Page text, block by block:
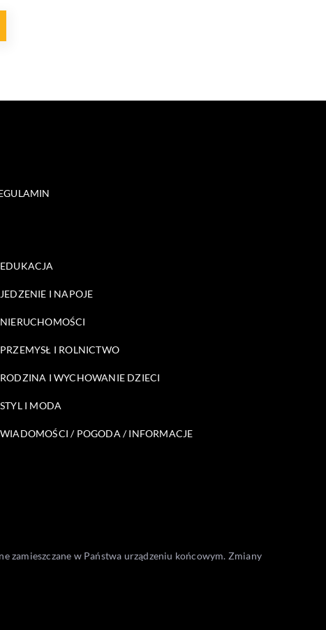
EDUKACJA
JEDZENIE I NAPOJE
NIERUCHOMOŚCI
PRZEMYSŁ I ROLNICTWO
RODZINA I WYCHOWANIE DZIECI
STYL I MODA
WIADOMOŚCI / POGODA / INFORMACJE
zamieszczane w Państwa urządzeniu końcowym. Zmiany